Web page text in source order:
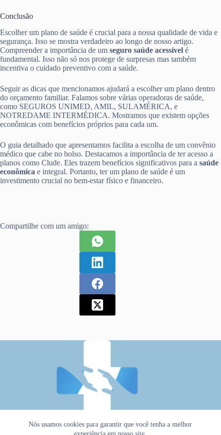
Nós usamos cookies para garantir que você tenha a melhor
Conclusão
Escolher um plano de saúde é crucial para a nossa qualidade de vida e
segurança. Isso se mostra verdadeiro ao longo de nosso artigo.
Compreender a importância de um seguro saúde acessível é
fundamental. Isso não só nos protege de surpresas mas também
incentiva o cuidado preventivo com a saúde.
Seguir as dicas que mencionamos ajudará a escolher um plano dentro
do orçamento familiar. Falamos sobre várias operadoras de saúde,
como SEGUROS UNIMED, AMIL, SULAMÉRICA, e
NOTREDAME INTERMÉDICA. Mostramos que existem opções
econômicas com benefícios próprios para cada um.
O guia detalhado que apresentamos facilita a escolha de um convênio
médico que cabe no bolso. Destacamos a importância de ter acesso a
planos como Clude. Eles trazem benefícios significativos para a saúde
econômica e integral. Portanto, ter um plano de saúde é um
investimento crucial no bem-estar físico e financeiro.
Compartilhe com um amigo: